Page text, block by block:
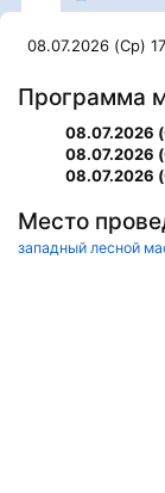
08.07.2026 (Ср)
Программа
08.07.2026
08.07.2026
08.07.2026
Место
западный лесной